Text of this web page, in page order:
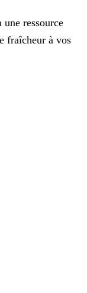
une ressource
fraîcheur à vos